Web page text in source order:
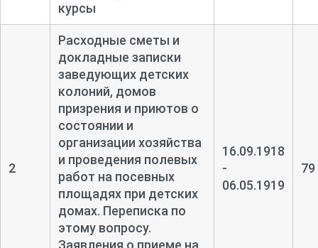
курсы
2
Расходные сметы и
докладные записки
заведующих детских
колоний, домов
призрения и приютов о
состоянии и
организации хозяйства
и проведения полевых
работ на посевных
площадях при детских
домах. Переписка по
этому вопросу.
Заявления о приеме на
16.09.1918
-
06.05.1919
79